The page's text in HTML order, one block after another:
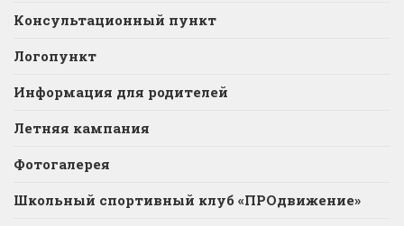
Консультационный пункт
Логопункт
Информация для родителей
Летняя кампания
Фотогалерея
Школьный спортивный клуб «ПРОдвижение»